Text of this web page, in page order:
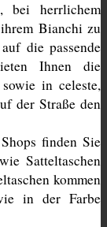
bei herrlichem
Bianchi zu
die passende
Ihnen die
in celeste,
der Straße den
finden Sie
Satteltaschen
kommen
in der Farbe